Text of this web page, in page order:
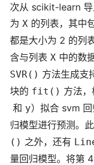
次从 scikit-learn
为 X 的列表，其中
都是大小为 2 的列
含与列表 X 中的数
SVR() 方法生成支
块的 fit() 方法
和 y）拟合 svm
归模型进行预测。
() 之外，还有
量回归模型。将第